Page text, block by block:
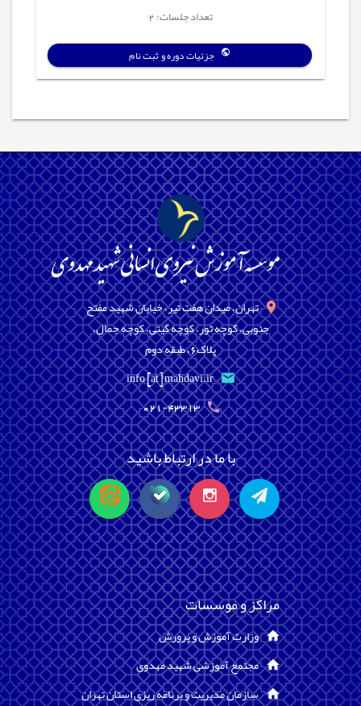
تعداد جلسات: 2
جزئیات دوره و ثبت نام
تهران، میدان هفت تیر، خیابان شهید مفتح
جنوبی، کوچه تور، کوچه گیتی، کوچه جمال،
پلاک6، طبقه دوم
info [at] mahdavi.ir
021-43313
با ما در ارتباط باشید
مراکز و موسسات
وزارت آموزش و پرورش
مجتمع آموزشی شهید مهدوی
سازمان مدیریت و برنامه ریزی استان تهران